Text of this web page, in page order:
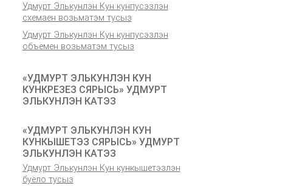
Удмурт Элькунлэн Кун кунпусэзлэн
схемаен возьматэм тусыз
Удмурт Элькунлэн Кун кунпусэзлэн
объёмен возьматэм тусыз
«УДМУРТ ЭЛЬКУНЛЭН КУН
КУНКРЕЗЕЗ СЯРЫСЬ» УДМУРТ
ЭЛЬКУНЛЭН КАТЭЗ
«УДМУРТ ЭЛЬКУНЛЭН КУН
КУНКЫШЕТЭЗ СЯРЫСЬ» УДМУРТ
ЭЛЬКУНЛЭН КАТЭЗ
Удмурт Элькунлэн Кун кункышетэзлэн
буёло тусыз